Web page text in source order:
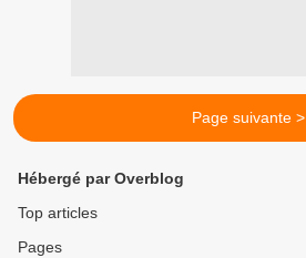
Page suivante >
Hébergé par Overblog
Top articles
Pages